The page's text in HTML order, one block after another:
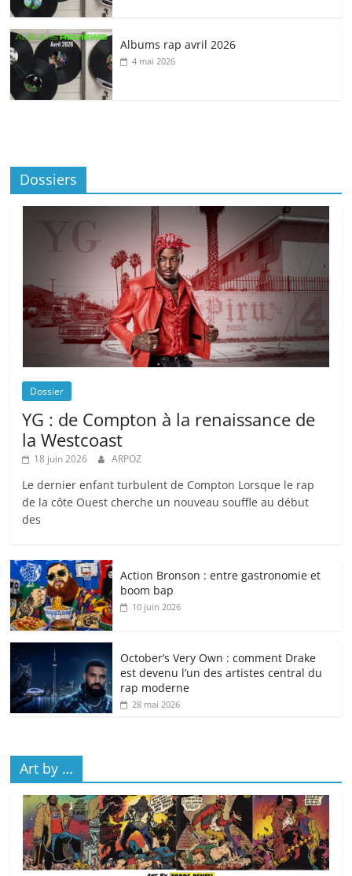
Albums rap avril 2026
4 mai 2026
Dossiers
Dossier
YG : de Compton à la renaissance de
la Westcoast
18 juin 2026 ARPOZ
Le dernier enfant turbulent de Compton Lorsque le rap
de la côte Ouest cherche un nouveau souffle au début
des
Action Bronson : entre gastronomie et
boom bap
10 juin 2026
October’s Very Own : comment Drake
est devenu l’un des artistes central du
rap moderne
28 mai 2026
Art by …